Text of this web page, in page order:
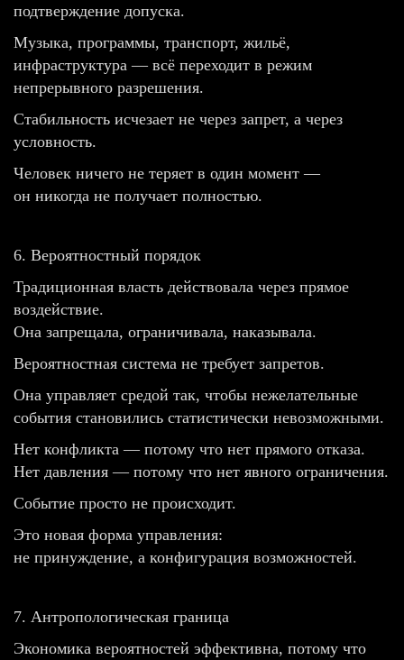
подтверждение допуска.
Музыка, программы, транспорт, жильё,
инфраструктура — всё переходит в режим
непрерывного разрешения.
Стабильность исчезает не через запрет, а через
условность.
Человек ничего не теряет в один момент —
он никогда не получает полностью.
6. Вероятностный порядок
Традиционная власть действовала через прямое
воздействие.
Она запрещала, ограничивала, наказывала.
Вероятностная система не требует запретов.
Она управляет средой так, чтобы нежелательные
события становились статистически невозможными.
Нет конфликта — потому что нет прямого отказа.
Нет давления — потому что нет явного ограничения.
Событие просто не происходит.
Это новая форма управления:
не принуждение, а конфигурация возможностей.
7. Антропологическая граница
Экономика вероятностей эффективна, потому что